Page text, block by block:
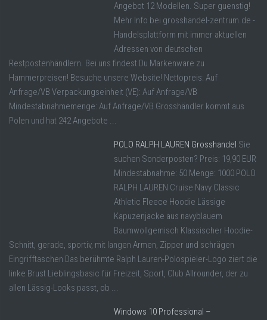
Angebot 12 Modellen. Super guenstig!
Mehr Info bei grosshandel-zentrum.de -
Handelsplattform mit immer aktuellen
Adressen von deutschen
Restpostenhändlern. Bei uns findest Du Markenware zu
Hammerpreisen! Besuche unsere Website! Nettopreis: Auf
Anfrage/VB Verpackungseinheit (VE): Auf Anfrage/VB
Mindestabnahmemenge: Auf Anfrage/VB Grosshändler kommt aus
Polen und hat 242 Angebote ...
POLO RALPH LAUREN Grosshandel Sie
suchen Sonderposten? Preis: 19,90 EUR
Mindestabnahme: 50 Menge: 1000 POLO
RALPH LAUREN Cruise Navy Classic
Athletic Fleece Hoodie Lässige
Kapuzenjacke aus navyblauem
Baumwollgemisch Klassischer Hoodie-
Schnitt, gerade, sportiv, mit langen Armen, Zipper und schrägen
Eingrifftaschen Das berühmte Ralph Lauren-Polospieler-Logo ziert die
linke Brust Lieblingsbasic für Freizeit, Sport, Club Allrounder, der zu
allen Lässig-Looks passt, ob ...
Windows 10 Professional –